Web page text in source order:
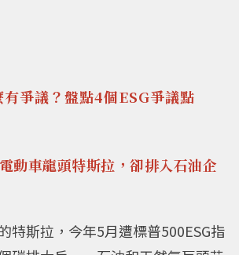
爭議？盤點4個ESG爭議點
動車龍頭特斯拉，卻排入石油企
特斯拉，今年5月遭標普500ESG指